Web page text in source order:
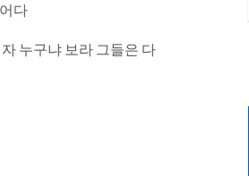
다
누구냐 보라 그들은 다